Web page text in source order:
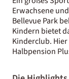
Erwachsene
Bellevue Park
Kindern bietet
Kinderclub.
Halbpension